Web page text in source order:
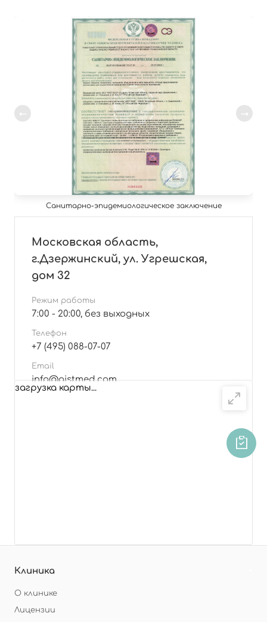
Санитарно-эпидемиологическое заключение
Московская область,
г.Дзержинский, ул. Угрешская,
дом 32
Режим работы
7:00 - 20:00, без выходных
Телефон
+7 (495) 088-07-07
Email
info@aistmed.com
загрузка карты...
Клиника
О клинике
Лицензии